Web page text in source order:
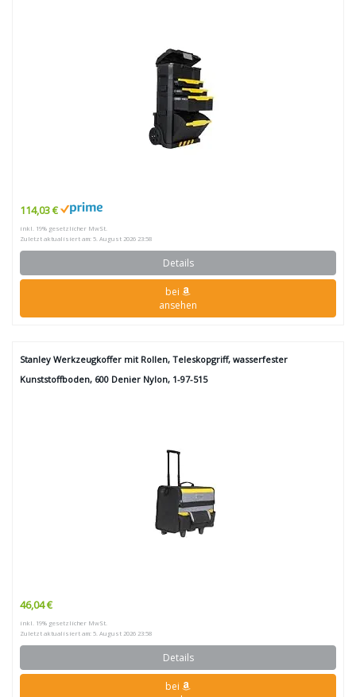
114,03 €
inkl. 19% gesetzlicher MwSt.
Zuletzt aktualisiert am: 5. August 2026 23:58
Details
bei
ansehen
Stanley Werkzeugkoffer mit Rollen, Teleskopgriff, wasserfester
Kunststoffboden, 600 Denier Nylon, 1-97-515
46,04 €
inkl. 19% gesetzlicher MwSt.
Zuletzt aktualisiert am: 5. August 2026 23:58
Details
bei